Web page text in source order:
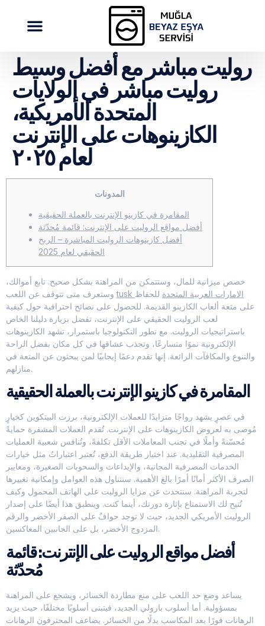
روليت مباشر مع أفضل وسيط
روليت مباشر في الولايات
المتحدة الأمريكية،
الكازينوهات على الإنترنت
لعام ٢٠٢٥
المدونات
المقامرة في كازينو الإنترنت بالعملة الحقيقية
أفضل مواقع الروليت على الإنترنت: قائمة مُحدّثة
أفضل كازينوهات الروليت المباشرة – الربح
الحقيقي لعام 2025
خصص ميزانية للمال، وستتمكن من المراهنة بشكل صحيح. تابع أموالك،
وستعرف متى تتوقف عن اللعب
tusk الامارات العربية المتحدة للحفاظ
على متعة ألعاب الكازينو القديمة. للحصول على نصائح احترافية حول كيفية
لعب الروليت الحقيقي على الإنترنت، تفضل بزيارة دليلنا الخاص
باستراتيجيات الروليت. مع تطور التكنولوجيا باستمرار، تشهد الكازينوهات
الإلكترونية نموًا متسارعًا، وتجذب عشاقها في كل مكان بفضل الراحة
والتنوع والمكافآت الرائعة. إنها تقدم دعمًا إيجابيًا لمن يبحثون عن المتعة في
منازلهم.
المقامرة في كازينو الإنترنت بالعملة الحقيقية
في عصرٍ يشهد رواجًا متزايدًا للعملات الإلكترونية، برزت البيتكوين كخيارٍ
مُوصى به لعروض الكازينوهات على الإنترنت. تُقدم العملات المشفرة حمايةً
مُحسّنةً وأملًا في تجنب المعاملات الأقل تكلفةً، وتُنافس شعبية العمليات
المصرفية التقليدية. عند اختيار طريقة الدفع، تُعتبر اعتباراتٌ مثل خيارات
الخدمات المصرفية المجانية، والإيداعات والسحوبات الصغيرة، ومعايير
الصرف الأكثر أمانًا أمرًا بالغ الأهمية. سنتناول هذه العوامل وإمكانية تغييرها
لتجربة المراهنة. سنتحدث عن مزايا الروليت على الهاتف المحمول وكيف
تُتيح لك الاستمتاع بإثارة دورتك، أينما كنت. وينطبق هذا أيضًا على إصدار
الروليت الأمريكي الجديد، حيث لا توجد حوافٌ على الصفر الأخضر والرقم
المزدوج الأخضر، بل على الجانبين المعاكسين.
أفضل مواقع الروليت على الإنترنت: قائمة
مُحدّثة
يساعد وضع حد اللعب على منع مطاردة الخسائر، ويشجع على المراهنة
بمسؤولية. أما أسلوب بارولي الجديد، فيتبنى أسلوبًا مختلفًا، حيث يزيد
الرهانات فورًا بعد المكاسب بدلًا من الخسائر. يضاعف المحترفون الرهانات